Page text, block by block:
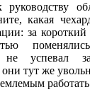
какая
за
успевал
тут же